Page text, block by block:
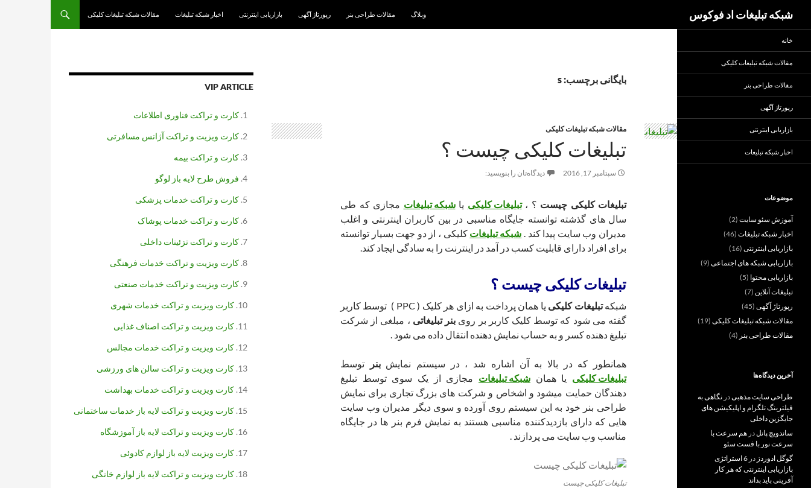
شبکه تبلیغات اد فوکوس
وبلاگ
مقالات طراحی بنر رپورتاژ آگهی بازاریابی اینترنتی اخبار شبکه تبلیغات مقالات شبکه تبلیغات کلیکی
بایگانی برچسب: s
مقالات شبکه تبلیغات کلیکی
تبلیغات کلیکی چیست ؟
سپتامبر 17, 2016 دیدگاه‌تان را بنویسید:
تبلیغات کلیکی چیست ؟ ،تبلیغات کلیکی یاشبکه تبلیغات مجازی که طی
سال های گذشته توانسته جایگاه مناسبی در بین کاربران اینترنتی و اغلب
مدیران وب سایت پیدا کند . شبکه تبلیغات کلیکی ، از دو جهت بسیار توانسته
برای افراد دارای قابلیت کسب در آمد در اینترنت را به سادگی ایجاد کند.
تبلیغات کلیکی چیست ؟
شبکهتبلیغات کلیکی
یا همان پرداخت به ازای هر کلیک ( PPC ) توسط کاربر
گفته می شود که توسط کلیک کاربر بر روی بنر تبلیغاتی ، مبلغی از شرکت
تبلیغ دهنده کسر و به حساب نمایش دهنده انتقال داده می شود .
همانطور که در بالا به آن اشاره شد ، در سیستم نمایشبنر
توسط
تبلیغات کلیکی یا همان شبکه تبلیغات مجازی از یک سوی توسط تبلیغ
دهندگان حمایت میشود و اشخاص و شرکت های بزرگ تجاری برای نمایش
طراحی بنر خود به این سیستم روی آورده و سوی دیگر مدیران وب سایت
هایی که دارای بازدیدکننده مناسبی هستند به نمایش فرم بنر ها در جایگاه
مناسب وب سایت می پردازند .
تبلیغات کلیکی چیست
VIP ARTICLE
کارت و تراکت فناوری اطلاعات
کارت ویزیت و تراکت آژانس مسافرتی
کارت و تراکت بیمه
فروش طرح لایه باز لوگو
کارت و تراکت خدمات پزشکی
کارت و تراکت خدمات پوشاک
کارت و تراکت تزئینات داخلی
کارت ویزیت و تراکت خدمات فرهنگی
کارت ویزیت و تراکت خدمات صنعتی
کارت ویزیت و تراکت خدمات شهری
کارت ویزیت و تراکت اصناف غذایی
کارت ویزیت و تراکت خدمات مجالس
کارت ویزیت و تراکت سالن های ورزشی
کارت ویزیت و تراکت خدمات بهداشت
کارت ویزیت و تراکت لایه باز خدمات ساختمانی
کارت ویزیت و تراکت لایه باز آموزشگاه
کارت ویزیت لایه باز لوازم کادوئی
کارت ویزیت و تراکت لایه باز لوازم خانگی
خانه
مقالات شبکه تبلیغات کلیکی
مقالات طراحی بنر
رپورتاژ آگهی
بازاریابی اینترنتی
اخبار شبکه تبلیغات
موضوعات
آموزش سئو سایت (2)
اخبار شبکه تبلیغات (46)
بازاریابی اینترنتی (16)
بازاریابی شبکه های اجتماعی (9)
بازاریابی محتوا (5)
تبلیغات آنلاین (7)
رپورتاژ آگهی (45)
مقالات شبکه تبلیغات کلیکی (19)
مقالات طراحی بنر (4)
آخرین دیدگاه‌ها
طراحی سایت مذهبیدر نگاهی به
فیلترینگ تلگرام و اپلیکیشن های
جایگزین داخلی
ساندویچ پانلدر هم سرعت با
سرعت نور با فست سئو
گوگل ادوردز در
6 استراتژی
بازاریابی اینترنتی که هر کار
آفرینی باید بداند